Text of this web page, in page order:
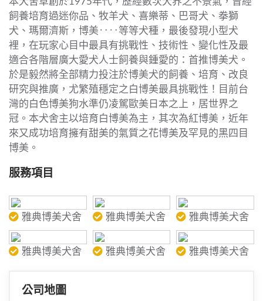
飼養培育過迷你品、牧羊犬、喜樂蒂、巴哥犬、拳獅
犬、瑪爾濟斯，博美‥‥等等犬種，最後發現小型犬
裡，在玩家心目中最具有挑戰性、技術性、變化性及最
適合各階層廣大愛犬人士飼養與鍾愛的：首推博美犬。
於是毅然將全部精力投注於博美犬的飼養、培育、改良
研究與推廣，尤繁殖穩定之白博美最具挑戰性！目前台
灣的白色博美狗水準仍凌駕歐美日本之上，居世界之
冠。本犬舍主以培育白博美為主，其次為紅博美，近年
來又成功培育擁有甜美的氣質之花博美及罕見的黑四目
博美。
服務項目
雅典博美犬舍 雅典博美犬舍 雅典博美犬舍
雅典博美犬舍 雅典博美犬舍 雅典博美犬舍
公司地圖